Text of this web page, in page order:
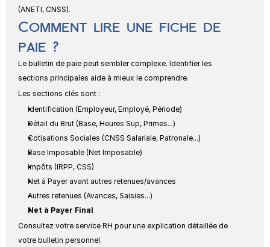
(ANETI, CNSS).
Comment lire une fiche de
paie ?
Le bulletin de paie peut sembler complexe. Identifier les
sections principales aide à mieux le comprendre.
Les sections clés sont :
Identification (Employeur, Employé, Période)
Détail du Brut (Base, Heures Sup, Primes...)
Cotisations Sociales (CNSS Salariale, Patronale...)
Base Imposable (Net Imposable)
Impôts (IRPP, CSS)
Net à Payer avant autres retenues/avances
Autres retenues (Avances, Saisies...)
Net à Payer Final
Consultez votre service RH pour une explication détaillée de
votre bulletin personnel.